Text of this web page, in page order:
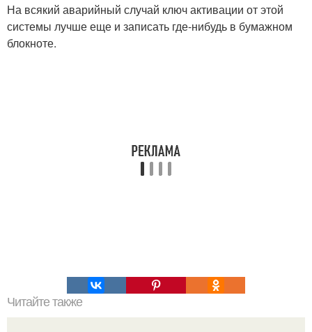
На всякий аварийный случай ключ активации от этой
системы лучше еще и записать где-нибудь в бумажном
блокноте.
Читайте также